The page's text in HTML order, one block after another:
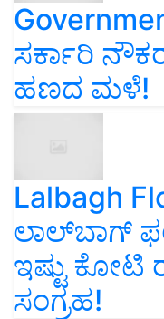
ಸರ್ಕಾರಿ
ಹಣದ ಮಳೆ!
Lalbagh
ಲಾಲ್‌ಬಾಗ್
ಇಷ್ಟು
ಸಂಗ್ರಹ!